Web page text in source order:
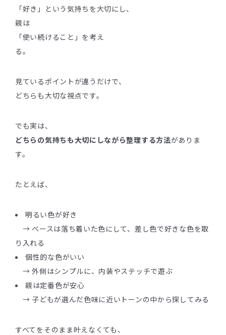
「好き」という気持ちを大切にし、
親は
「使い続けること」を考え
る。
見ているポイントが違うだけで、
どちらも大切な視点です。
でも実は、
どちらの気持ちも大切にしながら整理する方法がありま
す。
たとえば、
明るい色が好き
→ ベースは落ち着いた色にして、差し色で好きな色を取
り入れる
個性的な色がいい
→ 外側はシンプルに、内装やステッチで遊ぶ
親は定番色が安心
→ 子どもが選んだ色味に近いトーンの中から探してみる
すべてをそのまま叶えなくても、